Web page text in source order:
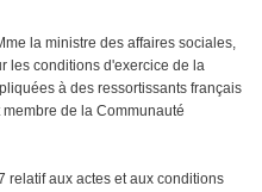
la ministre des affaires sociales,
les conditions d'exercice de la
à des ressortissants français
de la Communauté
relatif aux actes et aux conditions